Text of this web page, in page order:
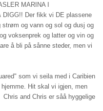
MARINA I
DIGG!! Der fikk vi DE plassene
og vann og sol og dusj og
voksenprek og latter og vin og
å bli på sånne steder, men vi
som vi seila med i Caribien
Hit skal vi igjen, men
and Chris er såå hyggelige